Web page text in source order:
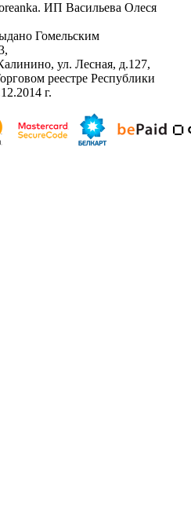
ИП Васильева Олеся
Гомельским
ул. Лесная, д.127,
реестре Республики
г.